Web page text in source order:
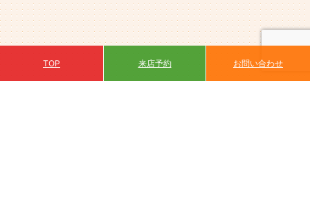
TOP 来店予約 お問い合わせ